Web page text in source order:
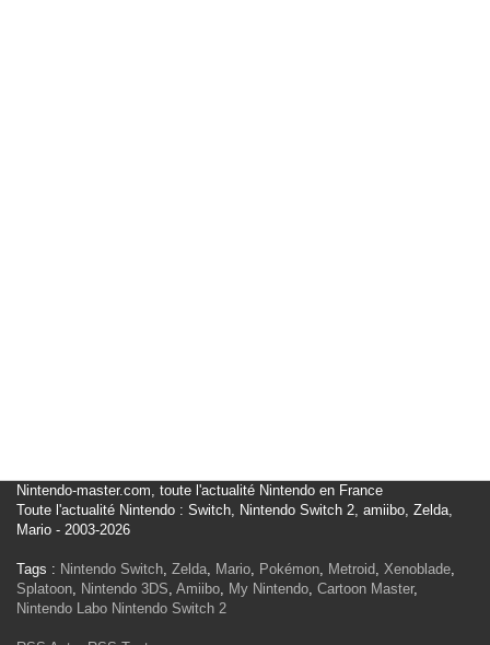
Nintendo-master.com, toute l'actualité Nintendo en France
Toute l'actualité Nintendo : Switch, Nintendo Switch 2, amiibo, Zelda,
Mario - 2003-2026
Tags : Nintendo Switch, Zelda, Mario, Pokémon, Metroid, Xenoblade,
Splatoon, Nintendo 3DS, Amiibo, My Nintendo, Cartoon Master,
Nintendo Labo Nintendo Switch 2